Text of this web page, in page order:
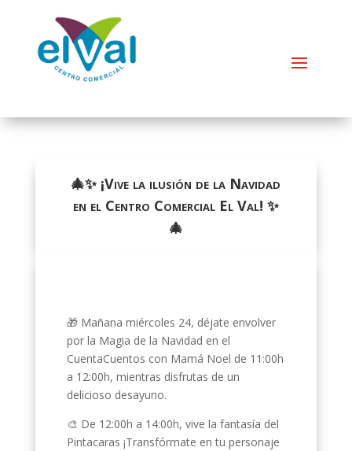
🎄✨ ¡Vive la ilusión de la Navidad
en el Centro Comercial El Val! ✨
🎄
🎁 Mañana miércoles 24, déjate envolver
por la Magia de la Navidad en el
CuentaCuentos con Mamá Noel de 11:00h
a 12:00h, mientras disfrutas de un
delicioso desayuno.
🎨 De 12:00h a 14:00h, vive la fantasía del
Pintacaras ¡Transfórmate en tu personaje